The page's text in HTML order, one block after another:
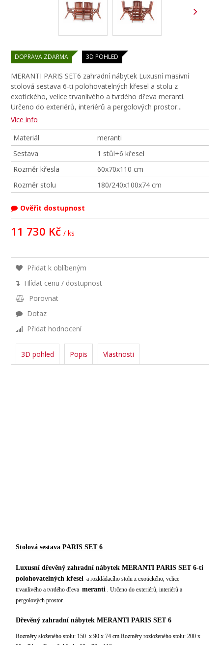
DOPRAVA ZDARMA 3D POHLED
MERANTI PARIS SET6 zahradní nábytek Luxusní masivní
stolová sestava 6-ti polohovatelných křesel a stolu z
exotického, velice trvanlivého a tvrdého dřeva meranti.
Určeno do exteriérů, interiérů a pergolových prostor...
Více info
Materiál
meranti
Sestava
1 stůl+6 křesel
Rozměr křesla
60x70x110 cm
Rozměr stolu
180/240x100x74 cm
Ověřit dostupnost
11 730 Kč / ks
Přidat k oblíbeným
Hlídat cenu / dostupnost
Porovnat
Dotaz
Přidat hodnocení
3D pohled Popis Vlastnosti
Stolová sestava PARIS SET 6
Luxusní dřevěný zahradní nábytek MERANTI PARIS SET 6-ti
polohovatelných křesel a rozkládacího stolu z exotického, velice
trvanlivého a tvrdého dřevameranti . Určeno do exteriérů, interiérů a
pergolových prostor.
Dřevěný zahradní nábytek MERANTI PARIS SET 6
Rozměry složeného stolu: 150 x 90 x 74 cm.Rozměry rozloženého stolu: 200 x